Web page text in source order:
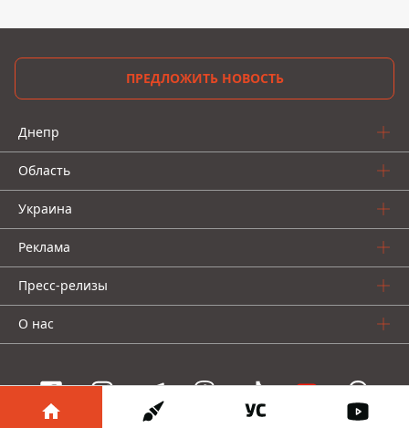
ПРЕДЛОЖИТЬ НОВОСТЬ
Днепр
Область
Украина
Реклама
Пресс-релизы
О нас